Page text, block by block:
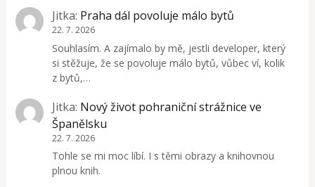
Jitka: Praha dál povoluje málo bytů
22. 7. 2026
Souhlasím. A zajímalo by mě, jestli developer, který
si stěžuje, že se povoluje málo bytů, vůbec ví, kolik
z bytů,…
Jitka: Nový život pohraniční strážnice ve
Španělsku
22. 7. 2026
Tohle se mi moc líbí. I s těmi obrazy a knihovnou
plnou knih.